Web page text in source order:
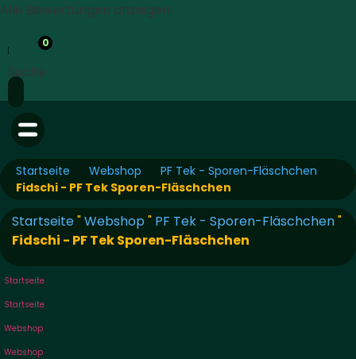
Alle Bewertungen anzeigen
0
Suche
Startseite Webshop
PF Tek - Sporen-Fläschchen
Fidschi - PF Tek Sporen-Fläschchen
Startseite"Webshop" PF Tek - Sporen-Fläschchen"
Fidschi - PF Tek Sporen-Fläschchen
Startseite
Startseite
Webshop
Webshop